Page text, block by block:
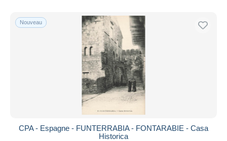
Uniquement en réduction
Livraison gratuite
Méthodes de paiement
Virement bancaire
Mastercard
iDeal
Nouveau
CPA - Espagne - FUNTERRABIA - FONTARABIE - Casa
Historica